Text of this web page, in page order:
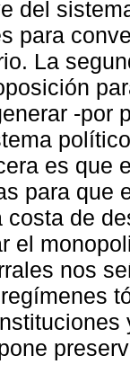
del
para
La
-por
es que
para que
costa de
el
nos